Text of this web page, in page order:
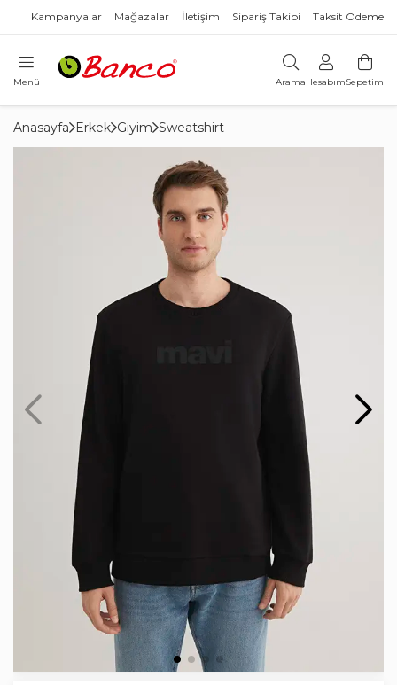
Kampanyalar Mağazalar İletişim Sipariş Takibi Taksit Ödeme
Menü AramaHesabımSepetim
Anasayfa Erkek Giyim Sweatshirt